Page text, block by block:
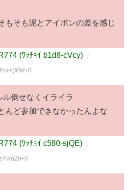
もそも泥とアイポンの差を感じ
(ﾜｯﾁｮｲ b1d8-cVcy) ：
倒せなくイライラ
んど参加できなかったんよな
(ﾜｯﾁｮｲ c580-sjQE) ：